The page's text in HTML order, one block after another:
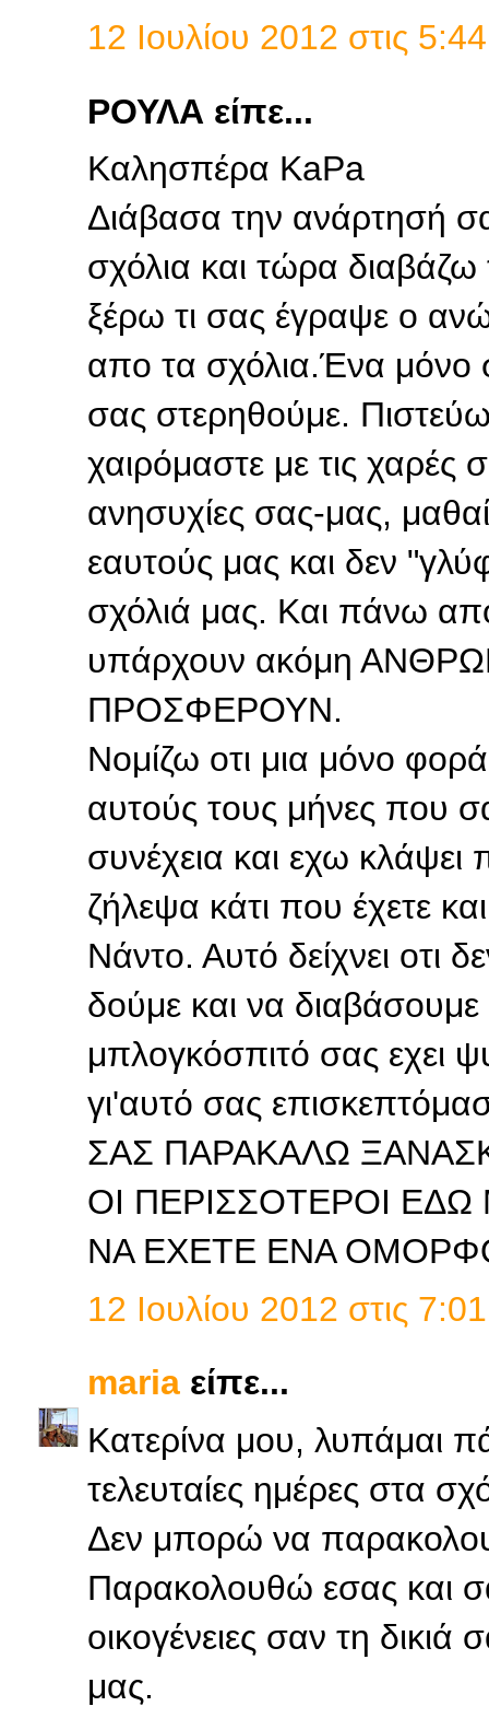
12 Ιουλίου 2012 στις
ΡΟΥΛΑ είπε...
Καλησπέρα KaPa
Διάβασα την ανάρτησή
σχόλια και τώρα
ξέρω τι σας έγραψε ο
απο τα σχόλια.Ένα μόνο
σας στερηθούμε.
χαιρόμαστε με τις χαρές
ανησυχίες σας-μας,
εαυτούς μας και δεν
σχόλιά μας. Και πάνω
υπάρχουν ακόμη
ΠΡΟΣΦΕΡΟΥΝ.
Νομίζω οτι μια μόνο
αυτούς τους μήνες που
συνέχεια και εχω κλάψει
ζήλεψα κάτι που έχετε
Νάντο. Αυτό δείχνει οτι
δούμε και να διαβάσουμε
μπλογκόσπιτό σας εχει
γι'αυτό σας
ΣΑΣ ΠΑΡΑΚΑΛΩ
ΟΙ ΠΕΡΙΣΣΟΤΕΡΟΙ
ΝΑ ΕΧΕΤΕ ΕΝΑ
12 Ιουλίου 2012 στις
maria είπε...
Κατερίνα μου, λυπάμαι
τελευταίες ημέρες στα
Δεν μπορώ να
Παρακολουθώ εσας και
οικογένειες σαν τη
μας.